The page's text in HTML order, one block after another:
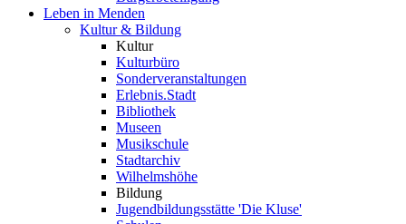
Leben in Menden
Kultur & Bildung
Kultur
Kulturbüro
Sonderveranstaltungen
Erlebnis.Stadt
Bibliothek
Museen
Musikschule
Stadtarchiv
Wilhelmshöhe
Bildung
Jugendbildungsstätte 'Die Kluse'